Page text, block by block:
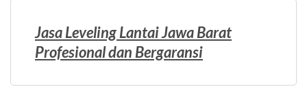
Jasa Leveling Lantai Jawa Barat
Profesional dan Bergaransi